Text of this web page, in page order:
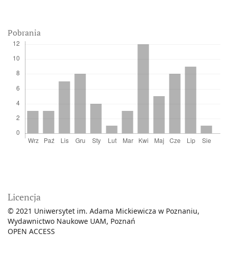
Pobrania
Licencja
© 2021 Uniwersytet im. Adama Mickiewicza w Poznaniu,
Wydawnictwo Naukowe UAM, Poznań
OPEN ACCESS